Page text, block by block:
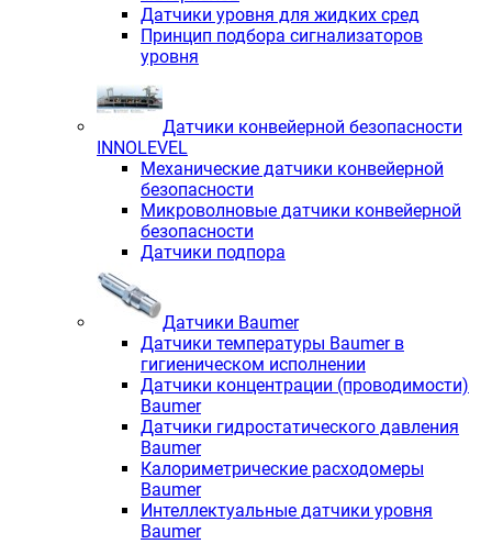
Датчики уровня для жидких сред
Принцип подбора сигнализаторов
уровня
Датчики конвейерной безопасности
INNOLEVEL
Механические датчики конвейерной
безопасности
Микроволновые датчики конвейерной
безопасности
Датчики подпора
Датчики Baumer
Датчики температуры Baumer в
гигиеническом исполнении
Датчики концентрации (проводимости)
Baumer
Датчики гидростатического давления
Baumer
Калориметрические расходомеры
Baumer
Интеллектуальные датчики уровня
Baumer